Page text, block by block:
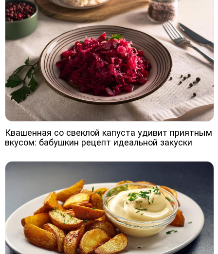
Квашенная со свеклой капуста удивит приятным
вкусом: бабушкин рецепт идеальной закуски